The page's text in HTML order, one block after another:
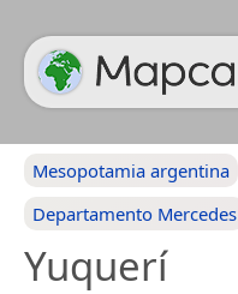
Mesopotamia argentina
Departamento Mercedes
Yuquerí